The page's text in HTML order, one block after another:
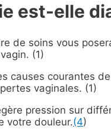
est-elle
de soins vous
(1)
causes courantes
vaginales. (1)
pression sur
votre douleur.(4)